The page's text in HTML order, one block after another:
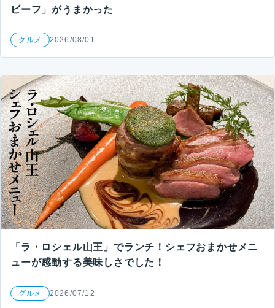
ビーフ」がうまかった
グルメ 2026/08/01
「ラ・ロシェル山王」でランチ！シェフおまかせメニ
ューが感動する美味しさでした！
グルメ 2026/07/12